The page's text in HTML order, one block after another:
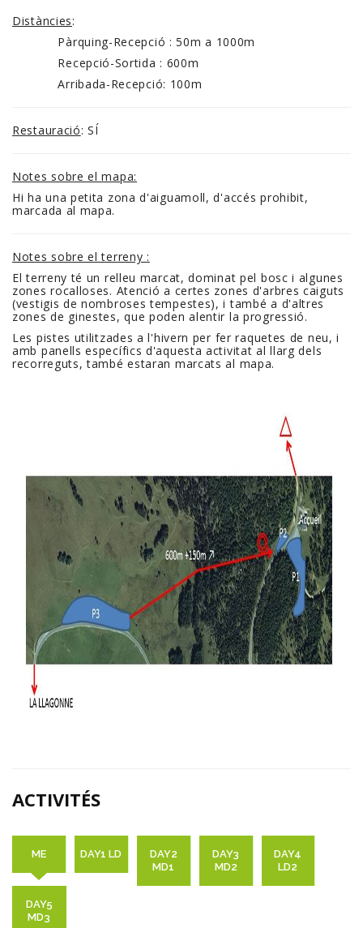
Distàncies:
Pàrquing-Recepció : 50m a 1000m
Recepció-Sortida : 600m
Arribada-Recepció: 100m
Restauració: SÍ
Notes sobre el mapa:
Hi ha una petita zona d'aiguamoll, d'accés prohibit,
marcada al mapa.
Notes sobre el terreny :
El terreny té un relleu marcat, dominat pel bosc i algunes
zones rocalloses. Atenció a certes zones d'arbres caiguts
(vestigis de nombroses tempestes), i també a d'altres
zones de ginestes, que poden alentir la progressió.
Les pistes utilitzades a l'hivern per fer raquetes de neu, i
amb panells específics d'aquesta activitat al llarg dels
recorreguts, també estaran marcats al mapa.
ACTIVITÉS
ME DAY1 LD
DAY2
MD1
DAY3
MD2
DAY4
LD2
DAY5
MD3